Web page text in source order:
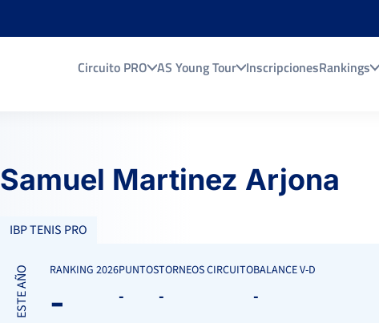
Circuito PRO AS Young Tour InscripcionesRankings
Samuel Martinez Arjona
IBP TENIS PRO
ESTE AÑO RANKING 2026
-
PUNTOS
-
TORNEOS CIRCUITO
-
BALANCE V-D
-